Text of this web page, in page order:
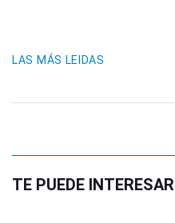
LAS MÁS LEIDAS
TE PUEDE INTERESAR